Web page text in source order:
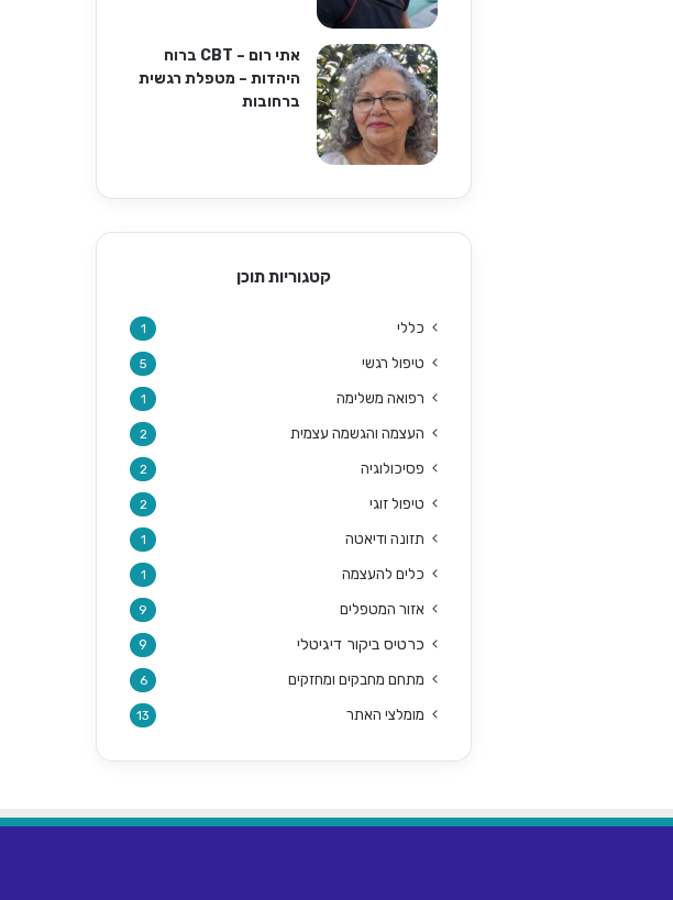
אתי רום – CBT ברוח
היהדות – מטפלת רגשית
ברחובות
קטגוריות תוכן
כללי 1
טיפול רגשי 5
רפואה משלימה 1
העצמה והגשמה עצמית 2
פסיכולוגיה 2
טיפול זוגי 2
תזונה ודיאטה 1
כלים להעצמה 1
אזור המטפלים 9
כרטיס ביקור דיגיטלי 9
מתחם מחבקים ומחזקים 6
מומלצי האתר 13